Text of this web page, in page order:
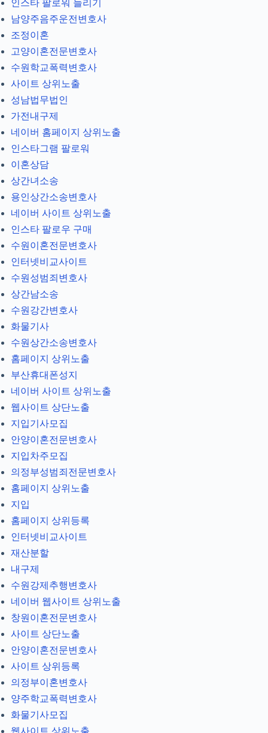
인스타 팔로워 늘리기
남양주음주운전변호사
조정이혼
고양이혼전문변호사
수원학교폭력변호사
사이트 상위노출
성남법무법인
가전내구제
네이버 홈페이지 상위노출
인스타그램 팔로워
이혼상담
상간녀소송
용인상간소송변호사
네이버 사이트 상위노출
인스타 팔로우 구매
수원이혼전문변호사
인터넷비교사이트
수원성범죄변호사
상간남소송
수원강간변호사
화물기사
수원상간소송변호사
홈페이지 상위노출
부산휴대폰성지
네이버 사이트 상위노출
웹사이트 상단노출
지입기사모집
안양이혼전문변호사
지입차주모집
의정부성범죄전문변호사
홈페이지 상위노출
지입
홈페이지 상위등록
인터넷비교사이트
재산분할
내구제
수원강제추행변호사
네이버 웹사이트 상위노출
창원이혼전문변호사
사이트 상단노출
안양이혼전문변호사
사이트 상위등록
의정부이혼변호사
양주학교폭력변호사
화물기사모집